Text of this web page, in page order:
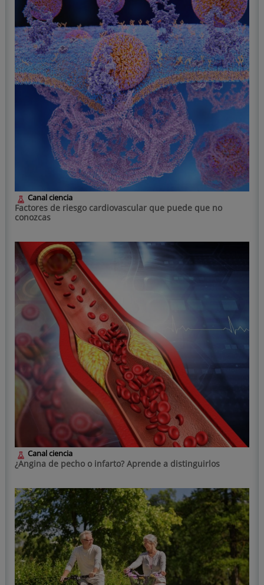
Canal ciencia
Factores de riesgo cardiovascular que puede que no
conozcas
Canal ciencia
¿Angina de pecho o infarto? Aprende a distinguirlos